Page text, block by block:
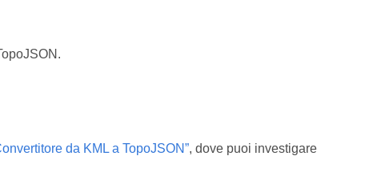
da KML a TopoJSON”, dove puoi investigare